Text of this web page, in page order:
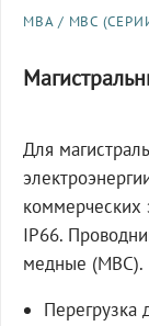
МВА / МВС
Для
коммерческих
IP66.
медные (МВС).
Перегрузка